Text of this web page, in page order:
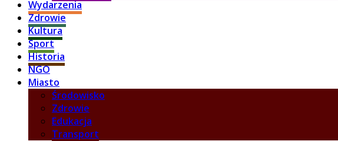
Wydarzenia
Zdrowie
Kultura
Sport
Historia
NGO
Miasto
Środowisko
Zdrowie
Edukacja
Transport